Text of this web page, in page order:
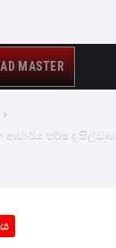
AD MASTER
ආචාර්ය හර්ෂ ද